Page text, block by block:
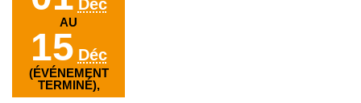
Déc
AU
15 Déc
(ÉVÉNEMENT
TERMINÉ),